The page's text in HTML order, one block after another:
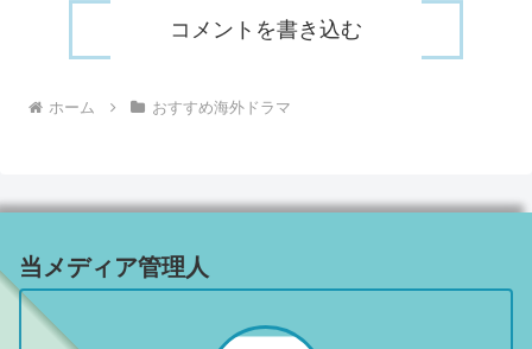
コメントを書き込む
ホーム おすすめ海外ドラマ
当メディア管理人